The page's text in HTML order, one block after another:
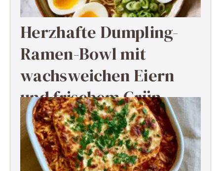
Herzhafte Dumpling-
Ramen-Bowl mit
wachsweichen Eiern
und frischem Grün